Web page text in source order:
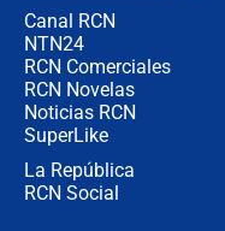
Canal RCN
NTN24
RCN Comerciales
RCN Novelas
Noticias RCN
SuperLike
La República
RCN Social